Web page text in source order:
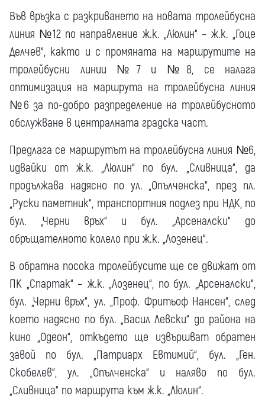
Във връзка с разкриването на новата тролейбусна
линия №12 по направление ж.к. „Люлин“ – ж.к. „Гоце
Делчев“, както и с промяната на маршрутите на
тролейбусни линии №7 и №8, се налага
оптимизация на маршрута на тролейбусна линия
№6 за по-добро разпределение на тролейбусното
обслужване в централната градска част.
Предлага се маршрутът на тролейбусна линия №6,
идвайки от ж.к. „Люлин“ по бул. „Сливница“, да
продължава надясно по ул. „Опълченска“, през пл.
„Руски паметник“, транспортния подлез при НДК, по
бул. „Черни връх“ и бул. „Арсеналски“ до
обръщателното колело при ж.к. „Лозенец“.
В обратна посока тролейбусите ще се движат от
ПК „Спартак“ – ж.к. „Лозенец“, по бул. „Арсеналски“,
бул. „Черни връх“, ул. „Проф. Фритьоф Нансен“, след
което надясно по бул. „Васил Левски“ до района на
кино „Одеон“, откъдето ще извършват обратен
завой по бул. „Патриарх Евтимий“, бул. „Ген.
Скобелев“, ул. „Опълченска“ и наляво по бул.
„Сливница“ по маршрута към ж.к. „Люлин“.